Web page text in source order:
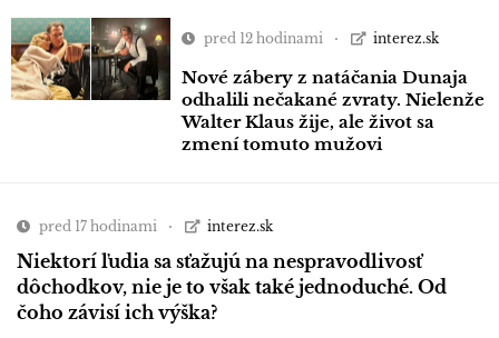
pred 12 hodinami interez.sk
Nové zábery z natáčania Dunaja
odhalili nečakané zvraty. Nielenže
Walter Klaus žije, ale život sa
zmení tomuto mužovi
pred 17 hodinami interez.sk
Niektorí ľudia sa sťažujú na nespravodlivosť
dôchodkov, nie je to však také jednoduché. Od
čoho závisí ich výška?